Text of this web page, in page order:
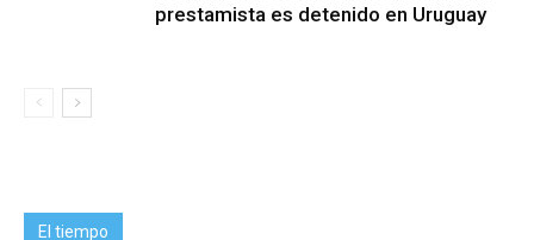
prestamista es detenido en Uruguay
El tiempo